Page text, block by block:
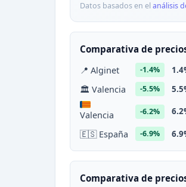
Datos basados en el análisis
Comparativa de
📍 Alginet -1.4%
🏛 Valencia -5.5%
Valencia -6.2%
🇪🇸 España -6.9%
Comparativa de